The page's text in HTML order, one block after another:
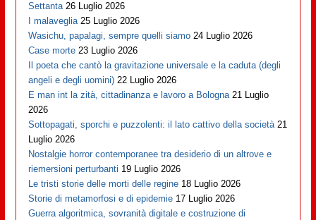
Settanta 26 Luglio 2026
I malaveglia 25 Luglio 2026
Wasichu, papalagi, sempre quelli siamo 24 Luglio 2026
Case morte 23 Luglio 2026
Il poeta che cantò la gravitazione universale e la caduta (degli
angeli e degli uomini) 22 Luglio 2026
E man int la zità, cittadinanza e lavoro a Bologna 21 Luglio
2026
Sottopagati, sporchi e puzzolenti: il lato cattivo della società 21
Luglio 2026
Nostalgie horror contemporanee tra desiderio di un altrove e
riemersioni perturbanti 19 Luglio 2026
Le tristi storie delle morti delle regine 18 Luglio 2026
Storie di metamorfosi e di epidemie 17 Luglio 2026
Guerra algoritmica, sovranità digitale e costruzione di